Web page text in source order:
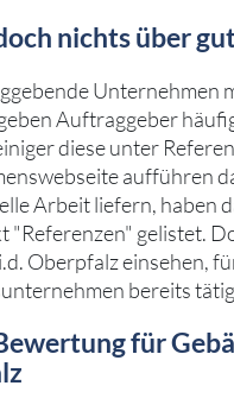
nichts über
Unternehmen
Auftraggeber
diese unter
aufführen
Arbeit liefern, haben
"Referenzen" gelistet.
Oberpfalz einsehen,
bereits
für